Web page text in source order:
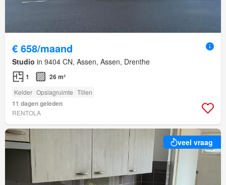
€ 658/maand
Studio in 9404 CN, Assen, Assen, Drenthe
1 26 m²
Kelder Opslagruimte Tillen
11 dagen geleden
RENTOLA
veel vraag